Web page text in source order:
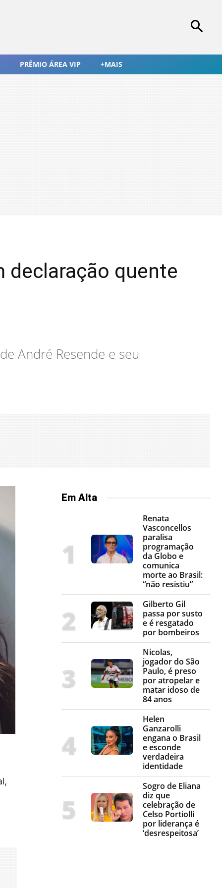
PRÊMIO ÁREA VIP +MAIS
declaração quente
André Resende e seu
Em Alta
Renata
Vasconcellos
paralisa
programação
da Globo e
comunica
morte ao Brasil:
“não resistiu”
Gilberto Gil
passa por susto
e é resgatado
por bombeiros
Nicolas,
jogador do São
Paulo, é preso
por atropelar e
matar idoso de
84 anos
Helen
Ganzarolli
engana o Brasil
e esconde
verdadeira
identidade
Sogro de Eliana
diz que
celebração de
Celso Portiolli
por liderança é
‘desrespeitosa’